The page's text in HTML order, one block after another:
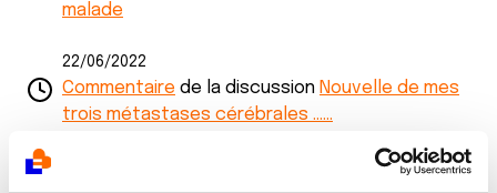
malade
22/06/2022
Commentaire de la discussion Nouvelle de mes
trois métastases cérébrales ......